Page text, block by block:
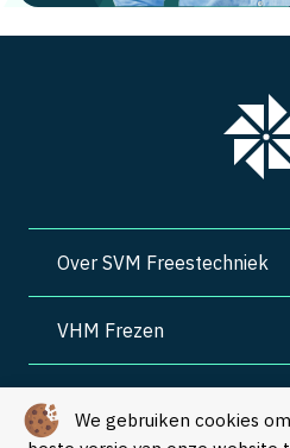
We gebruiken cookies
Over SVM Freestechniek
VHM Frezen